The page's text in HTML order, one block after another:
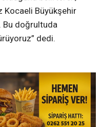
Kocaeli Büyükşehir
Bu doğrultuda
dedi.